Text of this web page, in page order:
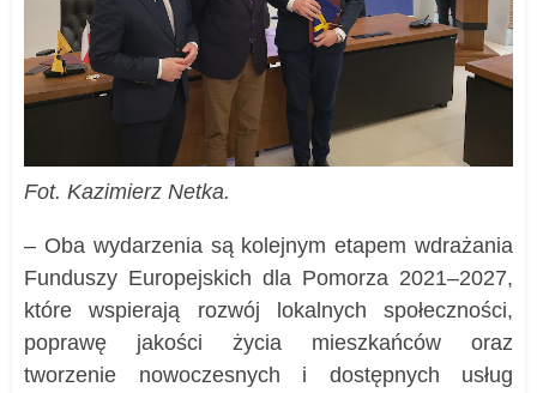
Fot. Kazimierz Netka.
– Oba wydarzenia są kolejnym etapem wdrażania
Funduszy Europejskich dla Pomorza 2021–2027,
które wspierają rozwój lokalnych społeczności,
poprawę jakości życia mieszkańców oraz
tworzenie nowoczesnych i dostępnych usług